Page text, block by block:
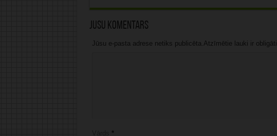
Jūsu komentārs
Jūsu e-pasta adrese netiks publicēta.Atzīmētie lauki ir obligāti
*